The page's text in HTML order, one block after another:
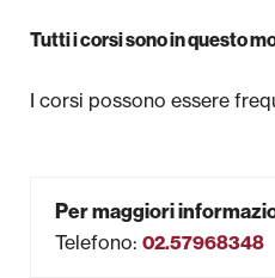
Per maggiori
Telefono: 02.57968348
Tutti i corsi sono in questo
I corsi possono essere